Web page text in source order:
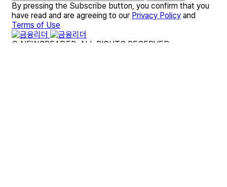
By pressing the Subscribe button, you confirm that you
have read and are agreeing to our Privacy Policy and
Terms of Use
© NEWSREADER. ALL RIGHTS RESERVED.